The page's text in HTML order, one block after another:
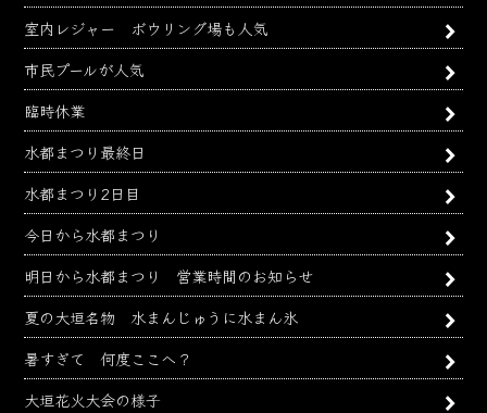
室内レジャー ボウリング場も人気
市民プールが人気
臨時休業
水都まつり最終日
水都まつり2日目
今日から水都まつり
明日から水都まつり 営業時間のお知らせ
夏の大垣名物 水まんじゅうに水まん氷
暑すぎて 何度ここへ？
大垣花火大会の様子